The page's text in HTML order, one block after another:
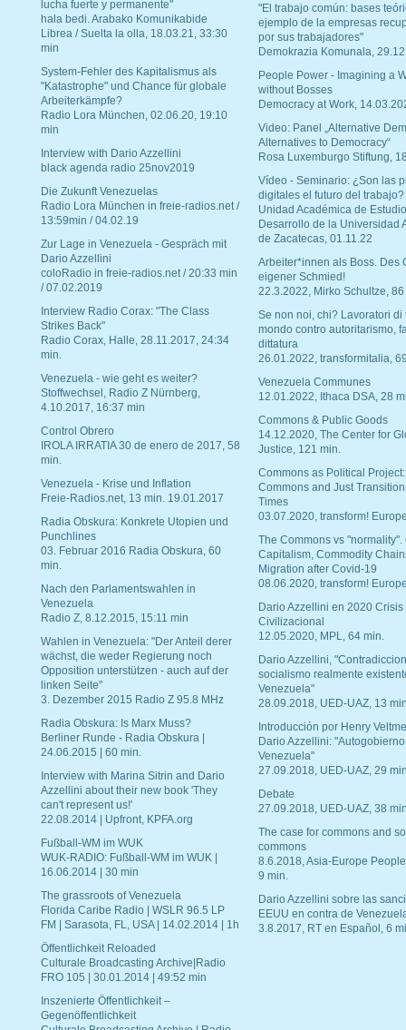
lucha fuerte y permanente"
hala bedi. Arabako Komunikabide
Librea / Suelta la olla, 18.03.21, 33:30
min
System-Fehler des Kapitalismus als
"Katastrophe" und Chance für globale
Arbeiterkämpfe?
Radio Lora München, 02.06.20, 19:10
min
Interview with Dario Azzellini
black agenda radio 25nov2019
Die Zukunft Venezuelas
Radio Lora München in freie-radios.net /
13:59min / 04.02.19
Zur Lage in Venezuela - Gespräch mit
Dario Azzellini
coloRadio in freie-radios.net / 20:33 min
/ 07.02.2019
Interview Radio Corax: "The Class
Strikes Back"
Radio Corax, Halle, 28.11.2017, 24:34
min.
Venezuela - wie geht es weiter?
Stoffwechsel, Radio Z Nürnberg,
4.10.2017, 16:37 min
Control Obrero
IROLA IRRATIA 30 de enero de 2017, 58
min.
Venezuela - Krise und Inflation
Freie-Radios.net, 13 min. 19.01.2017
Radia Obskura: Konkrete Utopien und
Punchlines
03. Februar 2016 Radia Obskura, 60
min.
Nach den Parlamentswahlen in
Venezuela
Radio Z, 8.12.2015, 15:11 min
Wahlen in Venezuela: "Der Anteil derer
wächst, die weder Regierung noch
Opposition unterstützen - auch auf der
linken Seite"
3. Dezember 2015 Radio Z 95.8 MHz
Radia Obskura: Is Marx Muss?
Berliner Runde - Radia Obskura |
24.06.2015 | 60 min.
Interview with Marina Sitrin and Dario
Azzellini about their new book 'They
can't represent us!'
22.08.2014 | Upfront, KPFA.org
Fußball-WM im WUK
WUK-RADIO: Fußball-WM im WUK |
16.06.2014 | 30 min
The grassroots of Venezuela
Florida Caribe Radio | WSLR 96.5 LP
FM | Sarasota, FL, USA | 14.02.2014 | 1h
Öffentlichkeit Reloaded
Culturale Broadcasting Archive|Radio
FRO 105 | 30.01.2014 | 49:52 min
Inszenierte Öffentlichkeit –
Gegenöffentlichkeit
"El trabajo común: bases
ejemplo de la empresas
por sus trabajadores"
Demokrazia Komunala,
People Power - Imagining a
without Bosses
Democracy at Work,
Video: Panel „Alternative
Alternatives to Democracy“
Rosa Luxemburgo Stiftung,
Vídeo - Seminario: ¿Son las
digitales el futuro del trabajo?
Unidad Académica de
Desarrollo de la Universidad
de Zacatecas, 01.11.22
Arbeiter*innen als Boss. Des
eigener Schmied!
22.3.2022, Mirko Schultze, 86
Se non noi, chi? Lavoratori di
mondo contro autoritarismo,
dittatura
26.01.2022, transformitalia,
Venezuela Communes
12.01.2022, Ithaca DSA, 28
Commons & Public Goods
14.12.2020, The Center for
Justice, 121 min.
Commons as Political Project:
Commons and Just
Times
03.07.2020, transform!
The Commons vs "normality".
Capitalism, Commodity
Migration after Covid-19
08.06.2020, transform!
Dario Azzellini en 2020 Crisis
Civilizacional
12.05.2020, MPL, 64 min.
Dario Azzellini,
socialismo realmente
Venezuela"
28.09.2018, UED-UAZ, 13
Introducción por Henry
Dario Azzellini:
Venezuela"
27.09.2018, UED-UAZ, 29
Debate
27.09.2018, UED-UAZ, 38
The case for commons and
commons
8.6.2018, Asia-Europe
9 min.
Dario Azzellini sobre las
EEUU en contra de
3.8.2017, RT en Español, 6